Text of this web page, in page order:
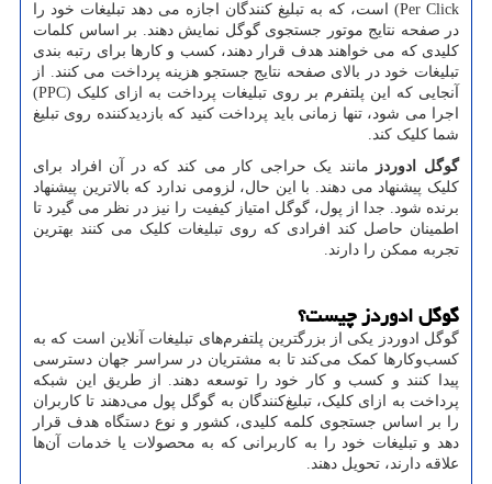
Per Click) است، که به تبلیغ کنندگان اجازه می دهد تبلیغات خود را
در صفحه نتایج موتور جستجوی گوگل نمایش دهند. بر اساس کلمات
کلیدی که می خواهند هدف قرار دهند، کسب و کارها برای رتبه بندی
تبلیغات خود در بالای صفحه نتایج جستجو هزینه پرداخت می کنند. از
آنجایی که این پلتفرم بر روی تبلیغات پرداخت به ازای کلیک (PPC
)
اجرا می شود، تنها زمانی باید پرداخت کنید که بازدیدکننده روی تبلیغ
شما کلیک کند.
گوگل ادوردز
مانند یک حراجی کار می کند که در آن افراد برای
کلیک پیشنهاد می دهند. با این حال، لزومی ندارد که بالاترین پیشنهاد
برنده شود. جدا از پول، گوگل امتیاز کیفیت را نیز در نظر می گیرد تا
اطمینان حاصل کند افرادی که روی تبلیغات کلیک می کنند بهترین
تجربه ممکن را دارند.
گوگل ادوردز چیست؟
گوگل ادوردز یکی از بزرگترین پلتفرم‌های تبلیغات آنلاین است که به
کسب‌وکارها کمک می‌کند تا به مشتریان در سراسر جهان دسترسی
پیدا کنند و کسب و کار خود را توسعه دهند. از طریق این شبکه
پرداخت به ازای کلیک، تبلیغ‌کنندگان به گوگل پول می‌دهند تا کاربران
را بر اساس جستجوی کلمه کلیدی، کشور و نوع دستگاه هدف قرار
دهد و تبلیغات خود را به کاربرانی که به محصولات یا خدمات آن‌ها
علاقه دارند، تحویل دهند.